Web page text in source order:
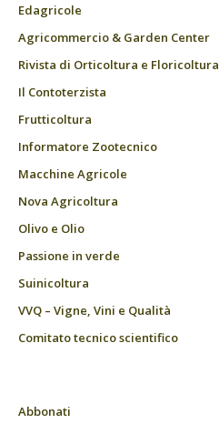
Edagricole
Agricommercio & Garden Center
Rivista di Orticoltura e Floricoltura
Il Contoterzista
Frutticoltura
Informatore Zootecnico
Macchine Agricole
Nova Agricoltura
Olivo e Olio
Passione in verde
Suinicoltura
VVQ – Vigne, Vini e Qualità
Comitato tecnico scientifico
Abbonati